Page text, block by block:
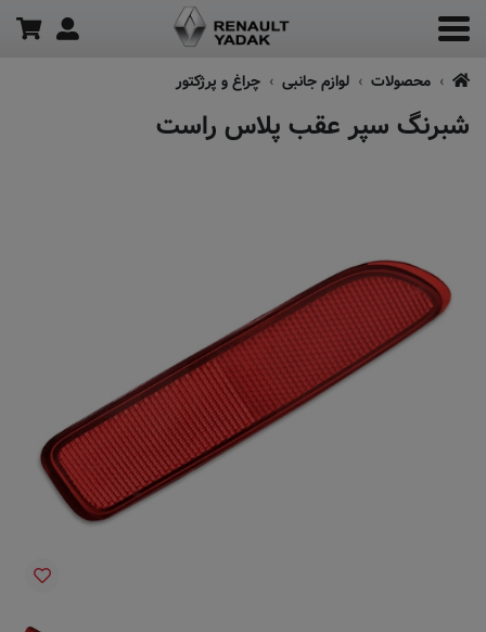
محصولات لوازم جانبی چراغ و پرژکتور
شبرنگ سپر عقب پلاس راست